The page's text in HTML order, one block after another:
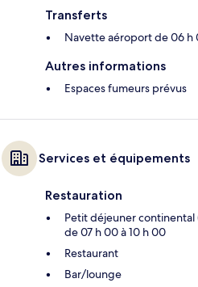
Transferts
Navette aéroport de 06 h
Autres informations
Espaces fumeurs prévus
Services et équipements
Restauration
Petit déjeuner continental
de 07 h 00 à 10 h 00
Restaurant
Bar/lounge